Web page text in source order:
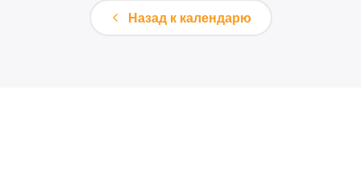
Назад к календарю